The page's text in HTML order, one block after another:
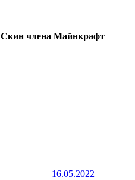
Скин члена Майнкрафт
16.05.2022